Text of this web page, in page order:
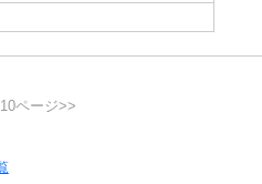
ページ>>